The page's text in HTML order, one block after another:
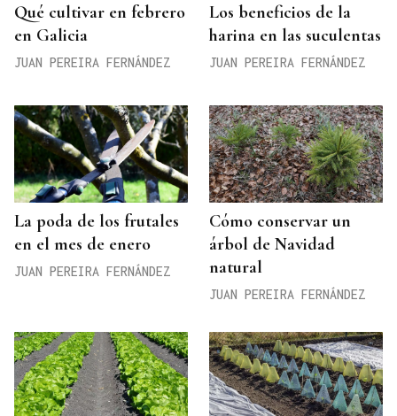
Qué cultivar en febrero
en Galicia
JUAN PEREIRA FERNÁNDEZ
Los beneficios de la
harina en las suculentas
JUAN PEREIRA FERNÁNDEZ
La poda de los frutales
en el mes de enero
JUAN PEREIRA FERNÁNDEZ
Cómo conservar un
árbol de Navidad
natural
JUAN PEREIRA FERNÁNDEZ